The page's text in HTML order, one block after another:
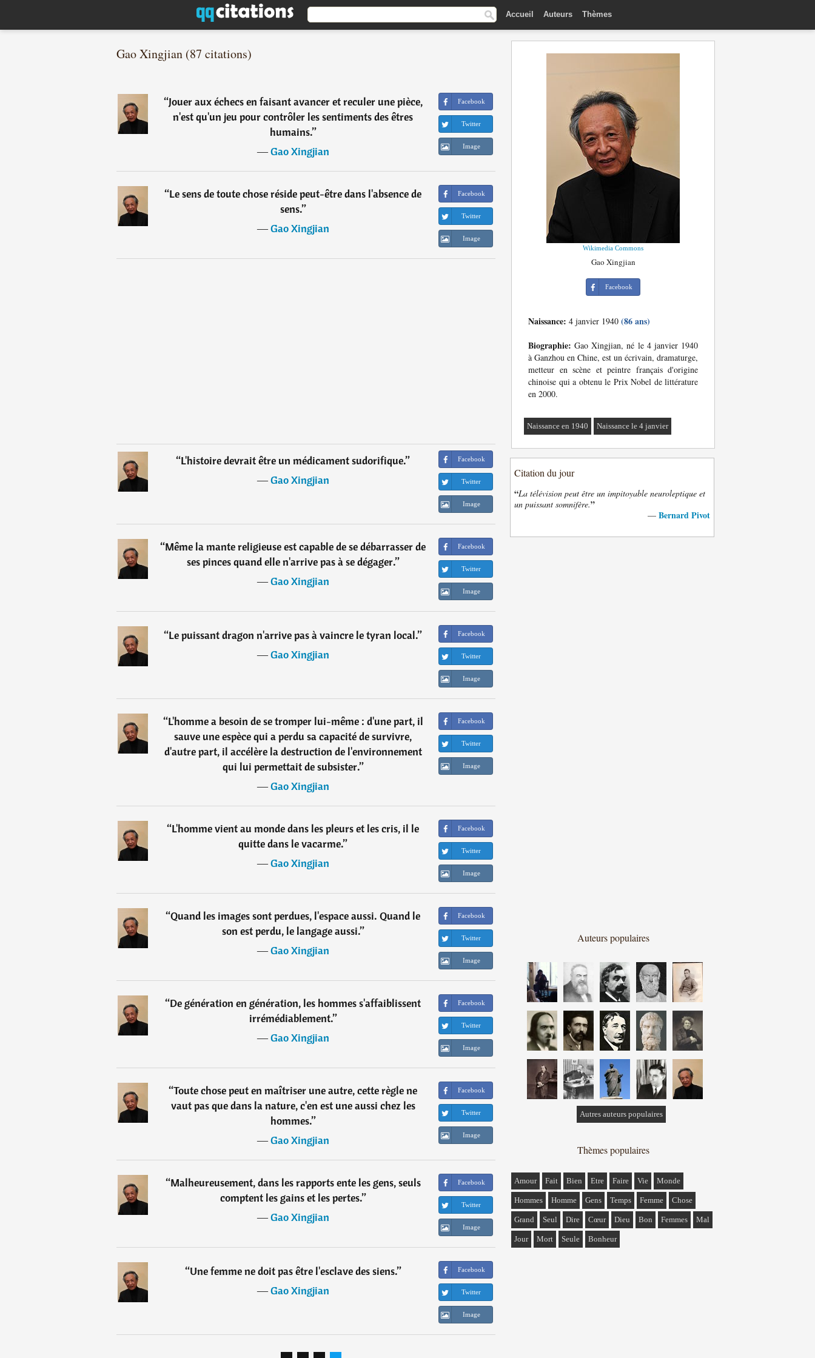
Accueil Auteurs Thèmes
Gao Xingjian (87 citations)
“Jouer aux échecs en faisant avancer et reculer une pièce,
n'est qu'un jeu pour contrôler les sentiments des êtres
humains.”
―Gao Xingjian
Facebook
Twitter
Image
“Le sens de toute chose réside peut-être dans l'absence de
sens.”
―Gao Xingjian
Facebook
Twitter
Image
“L'histoire devrait être un médicament sudorifique.”
―Gao Xingjian
Facebook
Twitter
Image
“Même la mante religieuse est capable de se débarrasser de
ses pinces quand elle n'arrive pas à se dégager.”
―Gao Xingjian
Facebook
Twitter
Image
“Le puissant dragon n'arrive pas à vaincre le tyran local.”
―Gao Xingjian
Facebook
Twitter
Image
“L'homme a besoin de se tromper lui-même : d'une part, il
sauve une espèce qui a perdu sa capacité de survivre,
d'autre part, il accélère la destruction de l'environnement
qui lui permettait de subsister.”
―Gao Xingjian
Facebook
Twitter
Image
“L'homme vient au monde dans les pleurs et les cris, il le
quitte dans le vacarme.”
―Gao Xingjian
Facebook
Twitter
Image
“Quand les images sont perdues, l'espace aussi. Quand le
son est perdu, le langage aussi.”
―Gao Xingjian
Facebook
Twitter
Image
“De génération en génération, les hommes s'affaiblissent
irrémédiablement.”
―Gao Xingjian
Facebook
Twitter
Image
“Toute chose peut en maîtriser une autre, cette règle ne
vaut pas que dans la nature, c'en est une aussi chez les
hommes.”
―Gao Xingjian
Facebook
Twitter
Image
“Malheureusement, dans les rapports ente les gens, seuls
comptent les gains et les pertes.”
―Gao Xingjian
Facebook
Twitter
Image
“Une femme ne doit pas être l'esclave des siens.”
―Gao Xingjian
Facebook
Twitter
Image
Wikimedia Commons
Gao Xingjian
Facebook
Naissance: 4 janvier 1940 (86 ans)
Biographie: Gao Xingjian, né le 4 janvier 1940
à Ganzhou en Chine, est un écrivain, dramaturge,
metteur en scène et peintre français d'origine
chinoise qui a obtenu le Prix Nobel de littérature
en 2000.
Naissance en 1940 Naissance le 4 janvier
Citation du jour
“La télévision peut être un impitoyable neuroleptique et
un puissant somnifère.”
— Bernard Pivot
Auteurs populaires
Autres auteurs populaires
Thèmes populaires
Amour Fait Bien Etre Faire Vie Monde
Hommes Homme Gens Temps Femme Chose
Grand Seul Dire Cœur Dieu Bon Femmes Mal
Jour Mort Seule Bonheur